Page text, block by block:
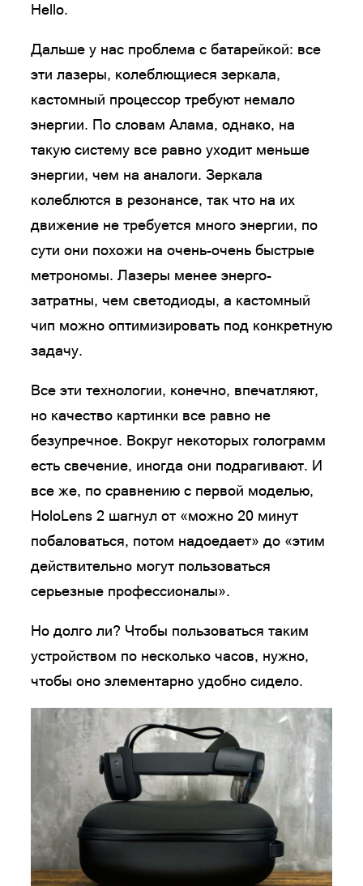
Hello.
Дальше у нас проблема с батарейкой: все
эти лазеры, колеблющиеся зеркала,
кастомный процессор требуют немало
энергии. По словам Алама, однако, на
такую систему все равно уходит меньше
энергии, чем на аналоги. Зеркала
колеблются в резонансе, так что на их
движение не требуется много энергии, по
сути они похожи на очень-очень быстрые
метрономы. Лазеры менее энерго-
затратны, чем светодиоды, а кастомный
чип можно оптимизировать под конкретную
задачу.
Все эти технологии, конечно, впечатляют,
но качество картинки все равно не
безупречное. Вокруг некоторых голограмм
есть свечение, иногда они подрагивают. И
все же, по сравнению с первой моделью,
HoloLens 2 шагнул от «можно 20 минут
побаловаться, потом надоедает» до «этим
действительно могут пользоваться
серьезные профессионалы».
Но долго ли? Чтобы пользоваться таким
устройством по несколько часов, нужно,
чтобы оно элементарно удобно сидело.